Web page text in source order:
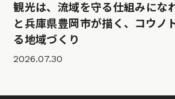
観光は、流域を守る仕組みにな
と兵庫県豊岡市が描く、コウノ
る地域づくり
2026.07.30